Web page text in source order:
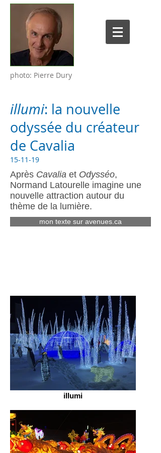
photo: Pierre Dury
illumi: la nouvelle
odyssée du créateur
de Cavalia
15-11-19
Après Cavalia et Odysséo,
Normand Latourelle imagine une
nouvelle attraction autour du
thème de la lumière.
mon texte sur avenues.ca
illumi